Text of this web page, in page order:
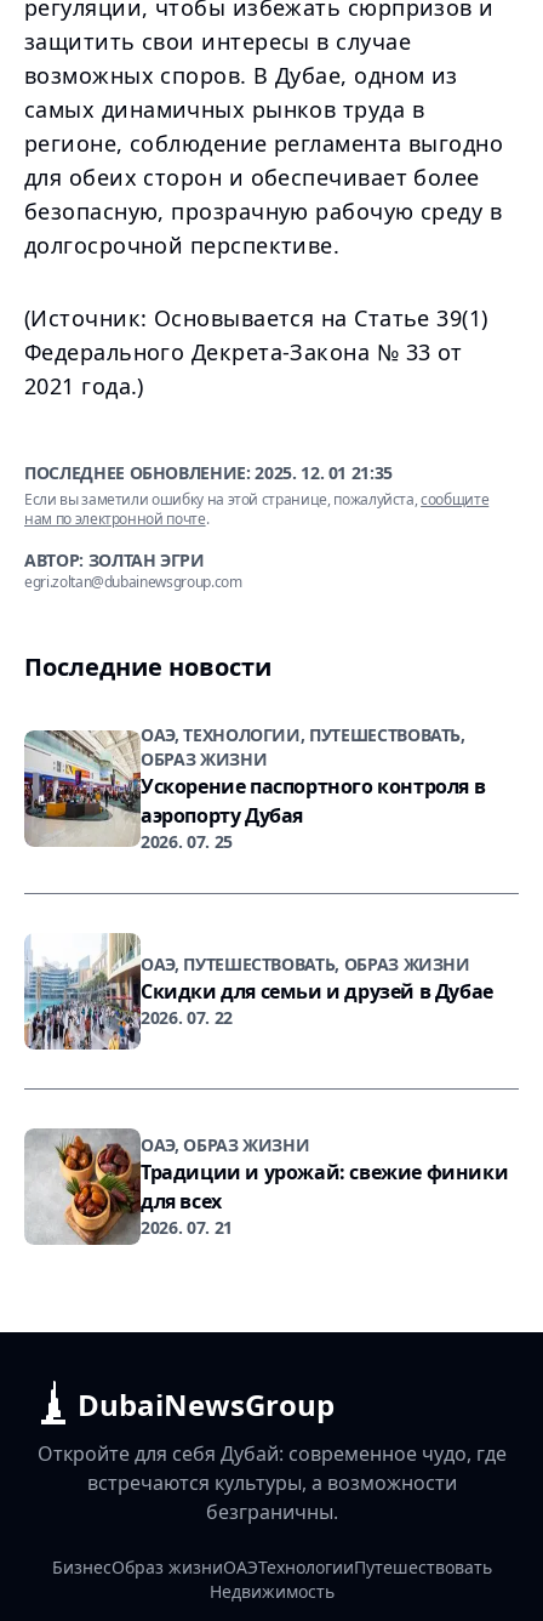
регуляции, чтобы избежать сюрпризов и
защитить свои интересы в случае
возможных споров. В Дубае, одном из
самых динамичных рынков труда в
регионе, соблюдение регламента выгодно
для обеих сторон и обеспечивает более
безопасную, прозрачную рабочую среду в
долгосрочной перспективе.
(Источник: Основывается на Статье 39(1)
Федерального Декрета-Закона № 33 от
2021 года.)
ПОСЛЕДНЕЕ ОБНОВЛЕНИЕ:2025. 12. 01 21:35
Если вы заметили ошибку на этой странице, пожалуйста,сообщите
нам по электронной почте.
АВТОР: ЗОЛТАН ЭГРИ
egri.zoltan@dubainewsgroup.com
Последние новости
ОАЭ, ТЕХНОЛОГИИ, ПУТЕШЕСТВОВАТЬ,
ОБРАЗ ЖИЗНИ
Ускорение паспортного контроля в
аэропорту Дубая
2026. 07. 25
ОАЭ, ПУТЕШЕСТВОВАТЬ, ОБРАЗ ЖИЗНИ
Скидки для семьи и друзей в Дубае
2026. 07. 22
ОАЭ, ОБРАЗ ЖИЗНИ
Традиции и урожай: свежие финики
для всех
2026. 07. 21
DubaiNewsGroup
Откройте для себя Дубай: современное чудо, где
встречаются культуры, а возможности
безграничны.
БизнесОбраз жизниОАЭТехнологииПутешествовать
Недвижимость